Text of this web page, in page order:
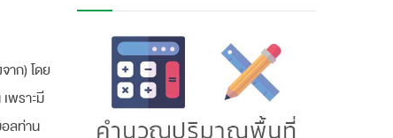
าก) โดย
พราะมี
ลท่าน